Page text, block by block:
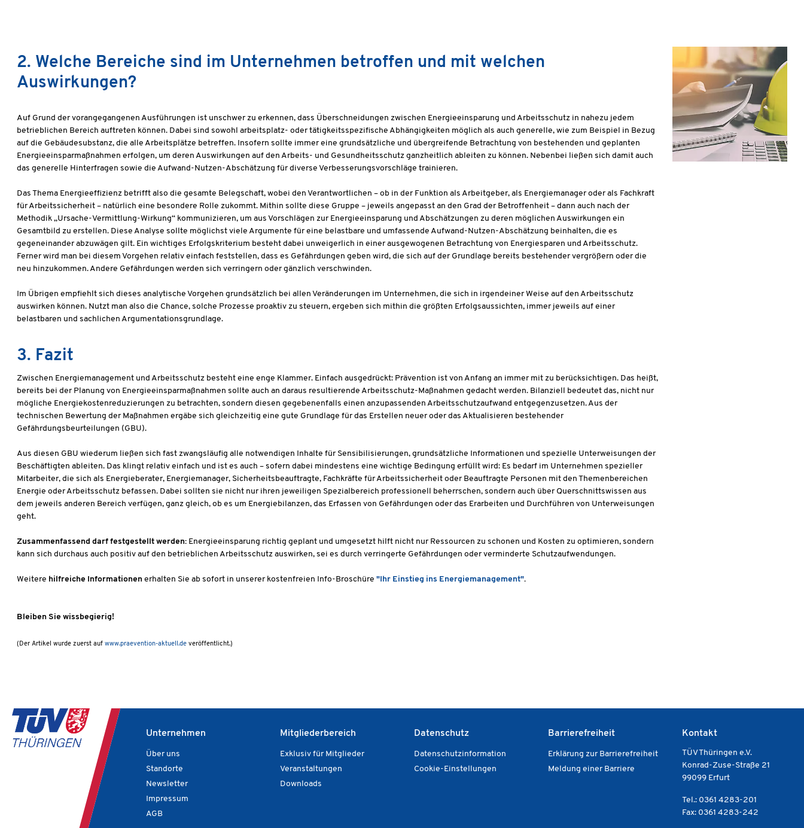
2. Welche Bereiche sind im Unternehmen betroffen und mit welchen
Auswirkungen?
Auf Grund der vorangegangenen Ausführungen ist unschwer zu erkennen, dass Überschneidungen zwischen Energieeinsparung und Arbeitsschutz in nahezu jedem
betrieblichen Bereich auftreten können. Dabei sind sowohl arbeitsplatz- oder tätigkeitsspezifische Abhängigkeiten möglich als auch generelle, wie zum Beispiel in Bezug
auf die Gebäudesubstanz, die alle Arbeitsplätze betreffen. Insofern sollte immer eine grundsätzliche und übergreifende Betrachtung von bestehenden und geplanten
Energieeinsparmaßnahmen erfolgen, um deren Auswirkungen auf den Arbeits- und Gesundheitsschutz ganzheitlich ableiten zu können. Nebenbei ließen sich damit auch
das generelle Hinterfragen sowie die Aufwand-Nutzen-Abschätzung für diverse Verbesserungsvorschläge trainieren.
Das Thema Energieeffizienz betrifft also die gesamte Belegschaft, wobei den Verantwortlichen – ob in der Funktion als Arbeitgeber, als Energiemanager oder als Fachkraft
für Arbeitssicherheit – natürlich eine besondere Rolle zukommt. Mithin sollte diese Gruppe – jeweils angepasst an den Grad der Betroffenheit – dann auch nach der
Methodik „Ursache-Vermittlung-Wirkung“ kommunizieren, um aus Vorschlägen zur Energieeinsparung und Abschätzungen zu deren möglichen Auswirkungen ein
Gesamtbild zu erstellen. Diese Analyse sollte möglichst viele Argumente für eine belastbare und umfassende Aufwand-Nutzen-Abschätzung beinhalten, die es
gegeneinander abzuwägen gilt. Ein wichtiges Erfolgskriterium besteht dabei unweigerlich in einer ausgewogenen Betrachtung von Energiesparen und Arbeitsschutz.
Ferner wird man bei diesem Vorgehen relativ einfach feststellen, dass es Gefährdungen geben wird, die sich auf der Grundlage bereits bestehender vergrößern oder die
neu hinzukommen. Andere Gefährdungen werden sich verringern oder gänzlich verschwinden.
Im Übrigen empfiehlt sich dieses analytische Vorgehen grundsätzlich bei allen Veränderungen im Unternehmen, die sich in irgendeiner Weise auf den Arbeitsschutz
auswirken können. Nutzt man also die Chance, solche Prozesse proaktiv zu steuern, ergeben sich mithin die größten Erfolgsaussichten, immer jeweils auf einer
belastbaren und sachlichen Argumentationsgrundlage.
3. Fazit
Zwischen Energiemanagement und Arbeitsschutz besteht eine enge Klammer. Einfach ausgedrückt: Prävention ist von Anfang an immer mit zu berücksichtigen. Das heißt,
bereits bei der Planung von Energieeinsparmaßnahmen sollte auch an daraus resultierende Arbeitsschutz-Maßnahmen gedacht werden. Bilanziell bedeutet das, nicht nur
mögliche Energiekostenreduzierungen zu betrachten, sondern diesen gegebenenfalls einen anzupassenden Arbeitsschutzaufwand entgegenzusetzen. Aus der
technischen Bewertung der Maßnahmen ergäbe sich gleichzeitig eine gute Grundlage für das Erstellen neuer oder das Aktualisieren bestehender
Gefährdungsbeurteilungen (GBU).
Aus diesen GBU wiederum ließen sich fast zwangsläufig alle notwendigen Inhalte für Sensibilisierungen, grundsätzliche Informationen und spezielle Unterweisungen der
Beschäftigten ableiten. Das klingt relativ einfach und ist es auch – sofern dabei mindestens eine wichtige Bedingung erfüllt wird: Es bedarf im Unternehmen spezieller
Mitarbeiter, die sich als Energieberater, Energiemanager, Sicherheitsbeauftragte, Fachkräfte für Arbeitssicherheit oder Beauftragte Personen mit den Themenbereichen
Energie oder Arbeitsschutz befassen. Dabei sollten sie nicht nur ihren jeweiligen Spezialbereich professionell beherrschen, sondern auch über Querschnittswissen aus
dem jeweils anderen Bereich verfügen, ganz gleich, ob es um Energiebilanzen, das Erfassen von Gefährdungen oder das Erarbeiten und Durchführen von Unterweisungen
geht.
Zusammenfassend darf festgestellt werden: Energieeinsparung richtig geplant und umgesetzt hilft nicht nur Ressourcen zu schonen und Kosten zu optimieren, sondern
kann sich durchaus auch positiv auf den betrieblichen Arbeitsschutz auswirken, sei es durch verringerte Gefährdungen oder verminderte Schutzaufwendungen.
Weitere hilfreiche Informationen erhalten Sie ab sofort in unserer kostenfreien Info-Broschüre "Ihr Einstieg ins Energiemanagement".
Bleiben Sie wissbegierig!
(Der Artikel wurde zuerst auf www.praevention-aktuell.de veröffentlicht.)
Unternehmen
Über uns
Standorte
Newsletter
Impressum
AGB
Mitgliederbereich
Exklusiv für Mitglieder
Veranstaltungen
Downloads
Datenschutz
Datenschutzinformation
Cookie-Einstellungen
Barrierefreiheit
Erklärung zur Barrierefreiheit
Meldung einer Barriere
Kontakt
TÜV Thüringen e.V.
Konrad-Zuse-Straße 21
99099 Erfurt
Tel.: 0361 4283-201
Fax: 0361 4283-242